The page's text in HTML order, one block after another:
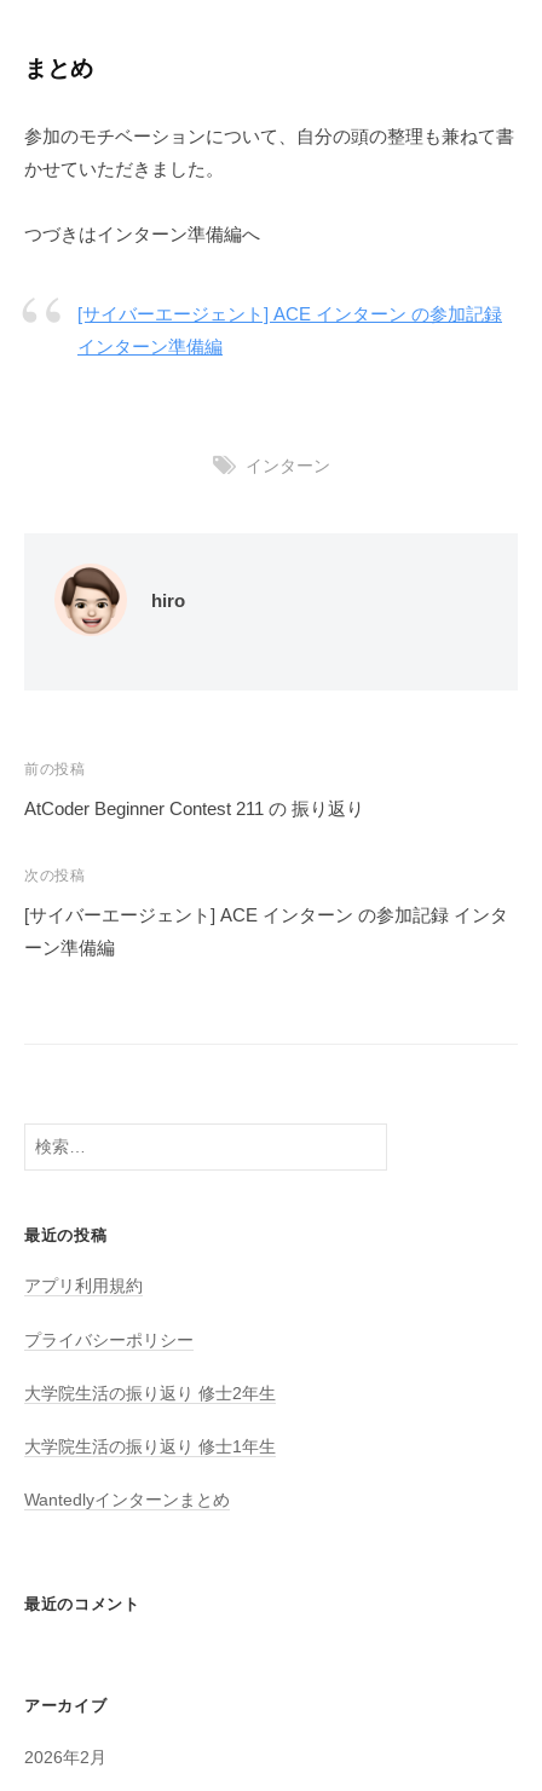
まとめ
参加のモチベーションについて、自分の頭の整理も兼ねて書
かせていただきました。
つづきはインターン準備編へ
[サイバーエージェント] ACE インターン の参加記録
インターン準備編
インターン
hiro
投
稿
ビ
ゲ
ー
前の投稿
AtCoder Beginner Contest 211 の 振り返り
次の投稿
[サイバーエージェント] ACE インターン の参加記録 インタ
ーン準備編
検
最近の投稿
アプリ利用規約
プライバシーポリシー
大学院生活の振り返り 修士2年生
大学院生活の振り返り 修士1年生
Wantedlyインターンまとめ
最近のコメント
アーカイブ
2026年2月